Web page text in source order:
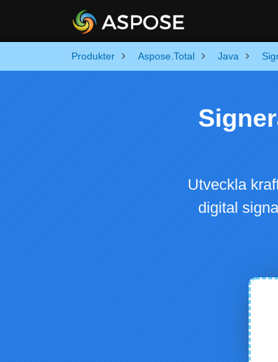
Produkter Aspose.Total Java
Utveckla
digital